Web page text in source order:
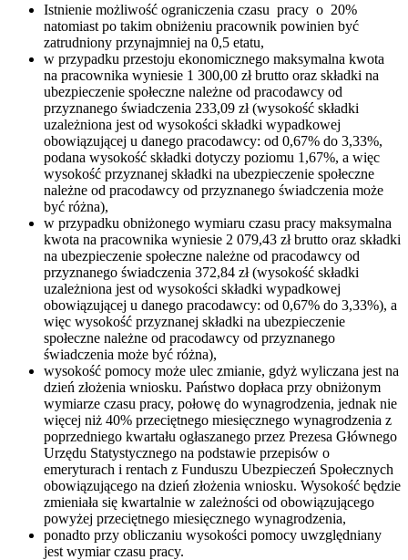
Istnienie możliwość ograniczenia czasu pracy o 20%
natomiast po takim obniżeniu pracownik powinien być
zatrudniony przynajmniej na 0,5 etatu,
w przypadku przestoju ekonomicznego maksymalna kwota
na pracownika wyniesie 1 300,00 zł brutto oraz składki na
ubezpieczenie społeczne należne od pracodawcy od
przyznanego świadczenia 233,09 zł (wysokość składki
uzależniona jest od wysokości składki wypadkowej
obowiązującej u danego pracodawcy: od 0,67% do 3,33%,
podana wysokość składki dotyczy poziomu 1,67%, a więc
wysokość przyznanej składki na ubezpieczenie społeczne
należne od pracodawcy od przyznanego świadczenia może
być różna),
w przypadku obniżonego wymiaru czasu pracy maksymalna
kwota na pracownika wyniesie 2 079,43 zł brutto oraz składki
na ubezpieczenie społeczne należne od pracodawcy od
przyznanego świadczenia 372,84 zł (wysokość składki
uzależniona jest od wysokości składki wypadkowej
obowiązującej u danego pracodawcy: od 0,67% do 3,33%), a
więc wysokość przyznanej składki na ubezpieczenie
społeczne należne od pracodawcy od przyznanego
świadczenia może być różna),
wysokość pomocy może ulec zmianie, gdyż wyliczana jest na
dzień złożenia wniosku. Państwo dopłaca przy obniżonym
wymiarze czasu pracy, połowę do wynagrodzenia, jednak nie
więcej niż 40% przeciętnego miesięcznego wynagrodzenia z
poprzedniego kwartału ogłaszanego przez Prezesa Głównego
Urzędu Statystycznego na podstawie przepisów o
emeryturach i rentach z Funduszu Ubezpieczeń Społecznych
obowiązującego na dzień złożenia wniosku. Wysokość będzie
zmieniała się kwartalnie w zależności od obowiązującego
powyżej przeciętnego miesięcznego wynagrodzenia,
ponadto przy obliczaniu wysokości pomocy uwzględniany
jest wymiar czasu pracy.